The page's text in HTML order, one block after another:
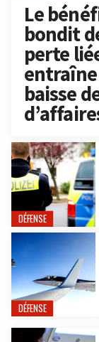
Le
bondit
perte
baisse
DÉFENSE
DÉFENSE